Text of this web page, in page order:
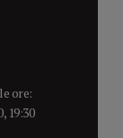
ore:
19:30